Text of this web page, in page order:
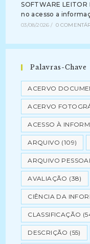
SOFTWARE
no acesso a
03/08/2026 / 0
Palavras-Chave
ACERVO
ACERVO
ACESSO À
ARQUIVO (109)
ARQUIVO
AVALIAÇÃO (38)
CIÊNCIA DA
CLASSIFICAÇÃO
DESCRIÇÃO (55)